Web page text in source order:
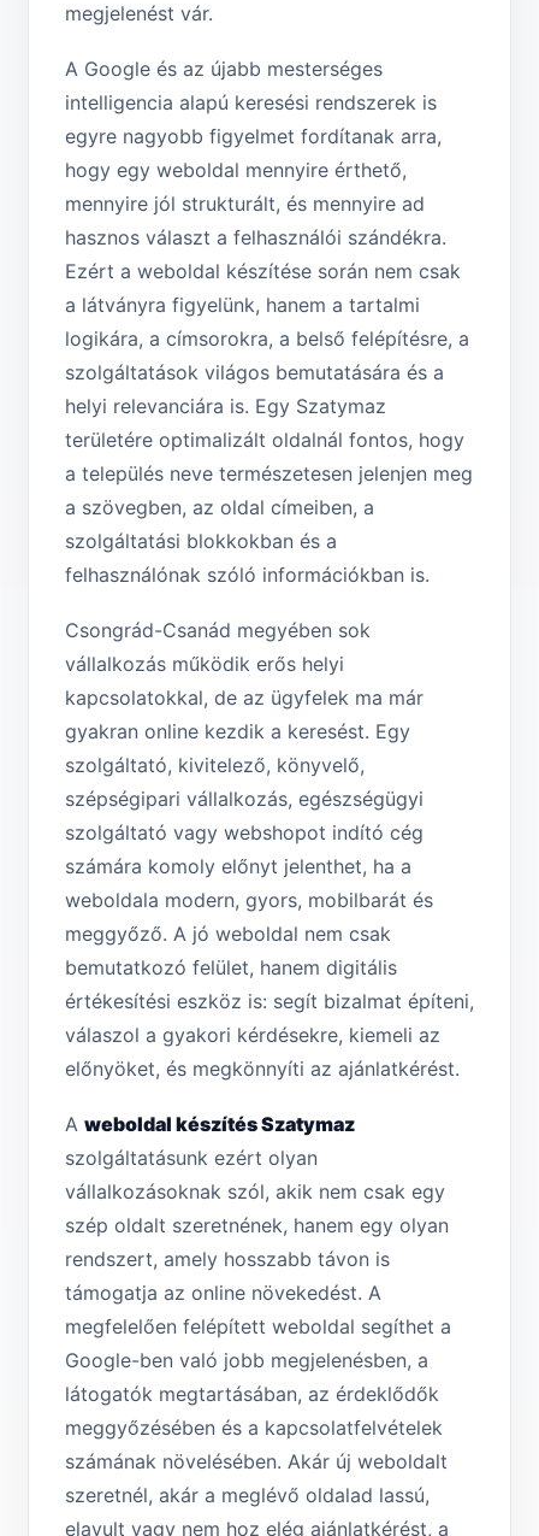
megjelenést vár.
A Google és az újabb mesterséges
intelligencia alapú keresési rendszerek is
egyre nagyobb figyelmet fordítanak arra,
hogy egy weboldal mennyire érthető,
mennyire jól strukturált, és mennyire ad
hasznos választ a felhasználói szándékra.
Ezért a weboldal készítése során nem csak
a látványra figyelünk, hanem a tartalmi
logikára, a címsorokra, a belső felépítésre, a
szolgáltatások világos bemutatására és a
helyi relevanciára is. Egy Szatymaz
területére optimalizált oldalnál fontos, hogy
a település neve természetesen jelenjen meg
a szövegben, az oldal címeiben, a
szolgáltatási blokkokban és a
felhasználónak szóló információkban is.
Csongrád-Csanád megyében sok
vállalkozás működik erős helyi
kapcsolatokkal, de az ügyfelek ma már
gyakran online kezdik a keresést. Egy
szolgáltató, kivitelező, könyvelő,
szépségipari vállalkozás, egészségügyi
szolgáltató vagy webshopot indító cég
számára komoly előnyt jelenthet, ha a
weboldala modern, gyors, mobilbarát és
meggyőző. A jó weboldal nem csak
bemutatkozó felület, hanem digitális
értékesítési eszköz is: segít bizalmat építeni,
válaszol a gyakori kérdésekre, kiemeli az
előnyöket, és megkönnyíti az ajánlatkérést.
A weboldal készítés Szatymaz
szolgáltatásunk ezért olyan
vállalkozásoknak szól, akik nem csak egy
szép oldalt szeretnének, hanem egy olyan
rendszert, amely hosszabb távon is
támogatja az online növekedést. A
megfelelően felépített weboldal segíthet a
Google-ben való jobb megjelenésben, a
látogatók megtartásában, az érdeklődők
meggyőzésében és a kapcsolatfelvételek
számának növelésében. Akár új weboldalt
szeretnél, akár a meglévő oldalad lassú,
elavult vagy nem hoz elég ajánlatkérést, a